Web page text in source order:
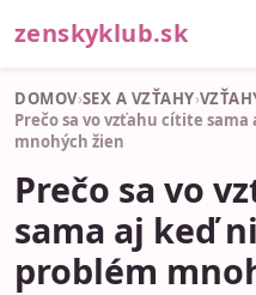
zenskyklub.sk
DOMOV›SEX A VZŤAHY›
Prečo sa vo vzťahu cítite
mnohých žien
Prečo sa vo
sama aj keď
problém